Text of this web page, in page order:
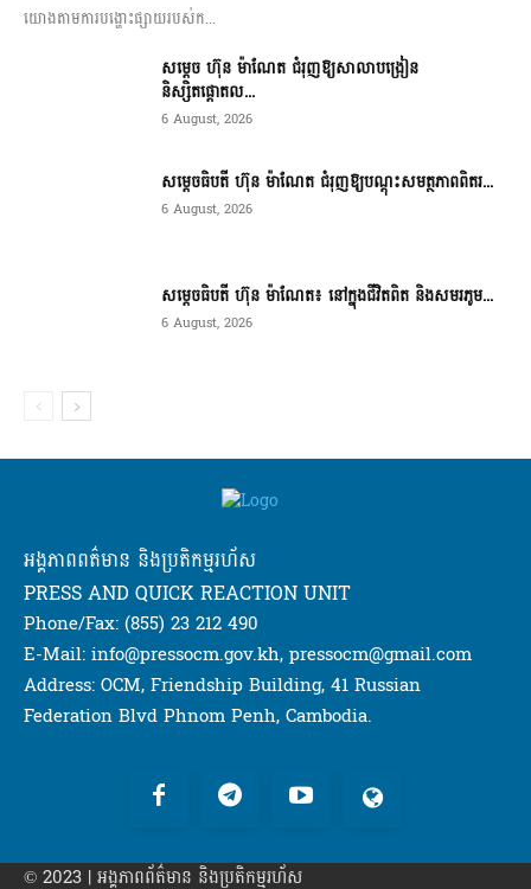
យោងតាមការបង្ហោះផ្សាយរបស់ក...
សម្តេច ហ៊ុន ម៉ាណែត ជំរុញឱ្យសាលាបង្រៀន
និស្សិតផ្តោតល...
6 August, 2026
សម្តេចធិបតី ហ៊ុន ម៉ាណែត ជំរុញឱ្យបណ្តុះសមត្ថភាពពិតរ...
6 August, 2026
សម្តេចធិបតី ហ៊ុន ម៉ាណែត៖ នៅក្នុងជីវិតពិត និងសមរភូម...
6 August, 2026
អង្គភាពពត៌មាន និងប្រតិកម្មរហ័ស
PRESS AND QUICK REACTION UNIT
Phone/Fax: (855) 23 212 490
E-Mail: info@pressocm.gov.kh, pressocm@gmail.com
Address: OCM, Friendship Building, 41 Russian
Federation Blvd Phnom Penh, Cambodia.
© 2023 | អង្គភាព​ព័ត៌មាន​ និងប្រតិកម្មរហ័ស